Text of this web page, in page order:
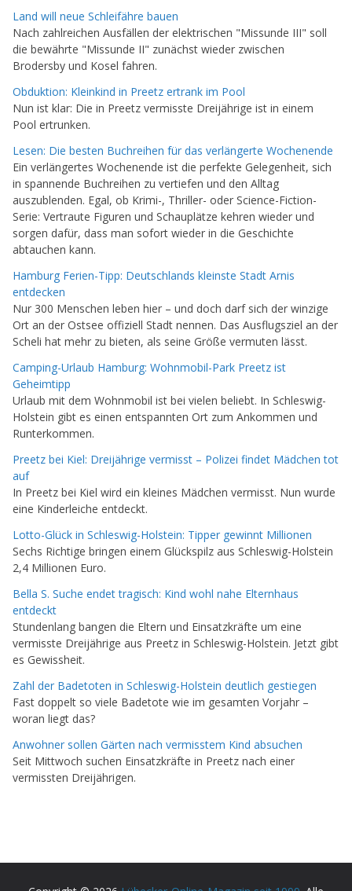
Land will neue Schleifähre bauen
Nach zahlreichen Ausfällen der elektrischen "Missunde III" soll
die bewährte "Missunde II" zunächst wieder zwischen
Brodersby und Kosel fahren.
Obduktion: Kleinkind in Preetz ertrank im Pool
Nun ist klar: Die in Preetz vermisste Dreijährige ist in einem
Pool ertrunken.
Lesen: Die besten Buchreihen für das verlängerte Wochenende
Ein verlängertes Wochenende ist die perfekte Gelegenheit, sich
in spannende Buchreihen zu vertiefen und den Alltag
auszublenden. Egal, ob Krimi-, Thriller- oder Science-Fiction-
Serie: Vertraute Figuren und Schauplätze kehren wieder und
sorgen dafür, dass man sofort wieder in die Geschichte
abtauchen kann.
Hamburg Ferien-Tipp: Deutschlands kleinste Stadt Arnis
entdecken
Nur 300 Menschen leben hier – und doch darf sich der winzige
Ort an der Ostsee offiziell Stadt nennen. Das Ausflugsziel an der
Scheli hat mehr zu bieten, als seine Größe vermuten lässt.
Camping-Urlaub Hamburg: Wohnmobil-Park Preetz ist
Geheimtipp
Urlaub mit dem Wohnmobil ist bei vielen beliebt. In Schleswig-
Holstein gibt es einen entspannten Ort zum Ankommen und
Runterkommen.
Preetz bei Kiel: Dreijährige vermisst – Polizei findet Mädchen tot
auf
In Preetz bei Kiel wird ein kleines Mädchen vermisst. Nun wurde
eine Kinderleiche entdeckt.
Lotto-Glück in Schleswig-Holstein: Tipper gewinnt Millionen
Sechs Richtige bringen einem Glückspilz aus Schleswig-Holstein
2,4 Millionen Euro.
Bella S. Suche endet tragisch: Kind wohl nahe Elternhaus
entdeckt
Stundenlang bangen die Eltern und Einsatzkräfte um eine
vermisste Dreijährige aus Preetz in Schleswig-Holstein. Jetzt gibt
es Gewissheit.
Zahl der Badetoten in Schleswig-Holstein deutlich gestiegen
Fast doppelt so viele Badetote wie im gesamten Vorjahr –
woran liegt das?
Anwohner sollen Gärten nach vermisstem Kind absuchen
Seit Mittwoch suchen Einsatzkräfte in Preetz nach einer
vermissten Dreijährigen.